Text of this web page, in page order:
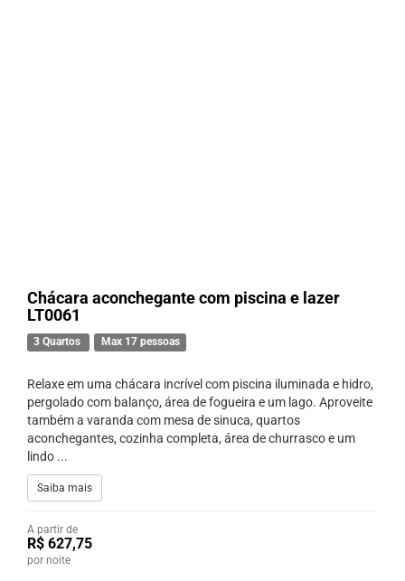
Chácara aconchegante com piscina e lazer
LT0061
3 Quartos Max 17 pessoas
Relaxe em uma chácara incrível com piscina iluminada e hidro,
pergolado com balanço, área de fogueira e um lago. Aproveite
também a varanda com mesa de sinuca, quartos
aconchegantes, cozinha completa, área de churrasco e um
lindo ...
Saiba mais
A partir de
R$ 627,75
por noite